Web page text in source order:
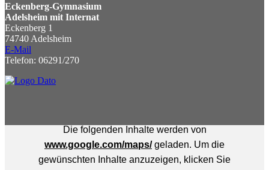
Eckenberg-Gymnasium
Adelsheim mit Internat
Eckenberg 1
74740 Adelsheim
E-Mail
Telefon: 06291/270